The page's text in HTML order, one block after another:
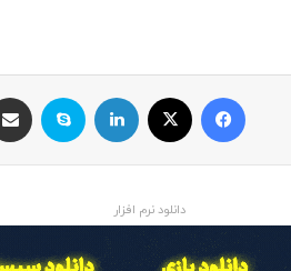
ایکس
دانلود نرم افزار